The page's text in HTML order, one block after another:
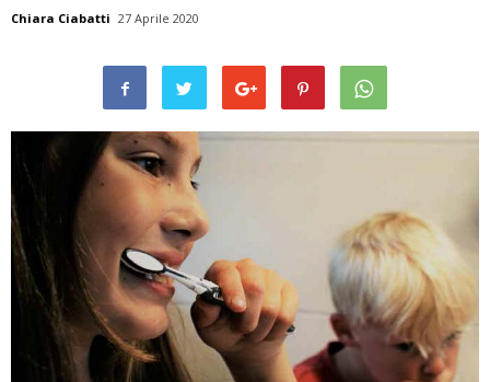
Chiara Ciabatti 27 Aprile 2020